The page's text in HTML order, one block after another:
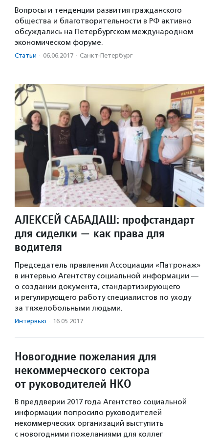
Вопросы и тенденции развития гражданского
общества и благотворительности в РФ активно
обсуждались на Петербургском международном
экономическом форуме.
Статьи · 06.06.2017 · Санкт-Петербург
АЛЕКСЕЙ САБАДАШ: профстандарт
для сиделки — как права для
водителя
Председатель правления Ассоциации «Патронаж»
в интервью Агентству социальной информации —
о создании документа, стандартизирующего
и регулирующего работу специалистов по уходу
за тяжелобольными людьми.
Интервью · 16.05.2017
Новогодние пожелания для
некоммерческого сектора
от руководителей НКО
В преддверии 2017 года Агентство социальной
информации попросило руководителей
некоммерческих организаций выступить
с новогодними пожеланиями для коллег